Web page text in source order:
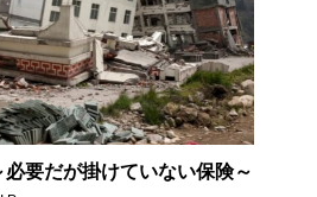
要だが掛けていない保険～